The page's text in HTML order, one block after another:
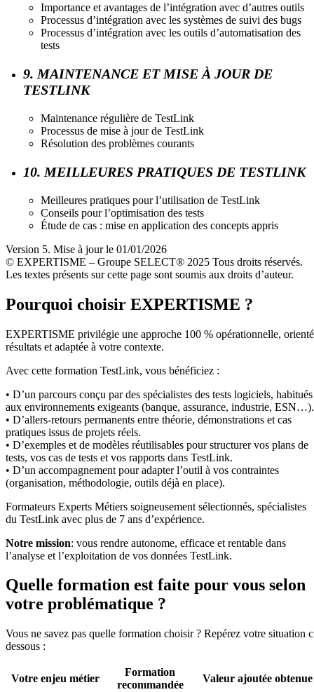
Importance et avantages de l’intégration avec d’autres outils
Processus d’intégration avec les systèmes de suivi des bugs
Processus d’intégration avec les outils d’automatisation des
tests
9. MAINTENANCE ET MISE À JOUR DE
TESTLINK
Maintenance régulière de TestLink
Processus de mise à jour de TestLink
Résolution des problèmes courants
10. MEILLEURES PRATIQUES DE TESTLINK
Meilleures pratiques pour l’utilisation de TestLink
Conseils pour l’optimisation des tests
Étude de cas : mise en application des concepts appris
Version 5. Mise à jour le 01/01/2026
© EXPERTISME – Groupe SELECT® 2025 Tous droits réservés.
Les textes présents sur cette page sont soumis aux droits d’auteur.
Pourquoi choisir EXPERTISME ?
EXPERTISME privilégie une approche 100 % opérationnelle,
résultats et adaptée à votre contexte.
Avec cette formation TestLink, vous bénéficiez :
• D’un parcours conçu par des spécialistes des tests logiciels, habitués
aux environnements exigeants (banque, assurance, industrie, ESN…).
• D’allers-retours permanents entre théorie, démonstrations et cas
pratiques issus de projets réels.
• D’exemples et de modèles réutilisables pour structurer vos plans de
tests, vos cas de tests et vos rapports dans TestLink.
• D’un accompagnement pour adapter l’outil à vos contraintes
(organisation, méthodologie, outils déjà en place).
Formateurs Experts Métiers soigneusement sélectionnés, spécialistes
du TestLink avec plus de 7 ans d’expérience.
Notre mission: vous rendre autonome, efficace et rentable dans
l’analyse et l’exploitation de vos données TestLink.
Quelle formation est faite pour vous selon
votre problématique ?
Vous ne savez pas quelle formation choisir ? Repérez votre situation
dessous :
Votre enjeu métier
Formation
recommandée
Valeur ajoutée obtenue